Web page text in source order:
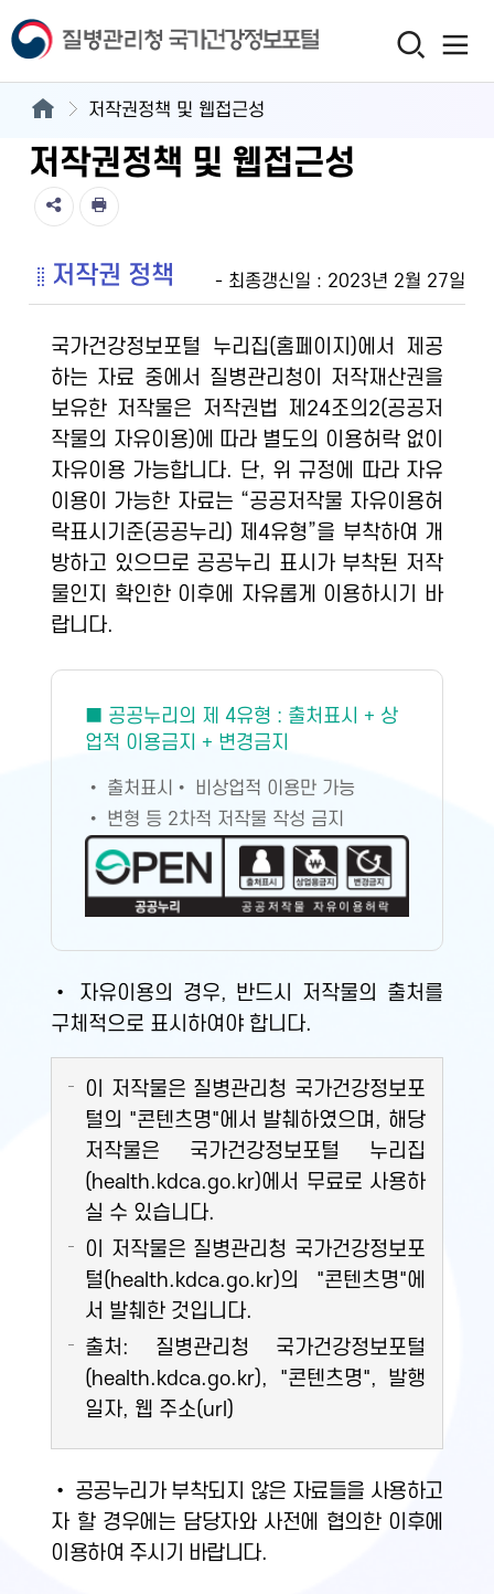
저작권정책 및 웹접근성
저작권정책 및 웹접근성
- 최종갱신일 : 2023년 2월 27일
저작권 정책
국가건강정보포털 누리집(홈페이지)에서 제공
하는 자료 중에서 질병관리청이 저작재산권을
보유한 저작물은 저작권법 제24조의2(공공저
작물의 자유이용)에 따라 별도의 이용허락 없이
자유이용 가능합니다. 단, 위 규정에 따라 자유
이용이 가능한 자료는 “공공저작물 자유이용허
락표시기준(공공누리) 제4유형”을 부착하여 개
방하고 있으므로 공공누리 표시가 부착된 저작
물인지 확인한 이후에 자유롭게 이용하시기 바
랍니다.
■ 공공누리의 제 4유형 : 출처표시 + 상
업적 이용금지 + 변경금지
• 출처표시 • 비상업적 이용만 가능
• 변형 등 2차적 저작물 작성 금지
• 자유이용의 경우, 반드시 저작물의 출처를
구체적으로 표시하여야 합니다.
이 저작물은 질병관리청 국가건강정보포
털의 "콘텐츠명"에서 발췌하였으며, 해당
저작물은 국가건강정보포털 누리집
(health.kdca.go.kr)에서 무료로 사용하
실 수 있습니다.
이 저작물은 질병관리청 국가건강정보포
털(health.kdca.go.kr)의 "콘텐츠명"에
서 발췌한 것입니다.
출처: 질병관리청 국가건강정보포털
(health.kdca.go.kr), "콘텐츠명", 발행
일자, 웹 주소(url)
• 공공누리가 부착되지 않은 자료들을 사용하고
자 할 경우에는 담당자와 사전에 협의한 이후에
이용하여 주시기 바랍니다.